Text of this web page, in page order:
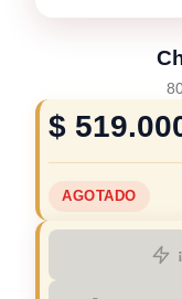
$
AGOTADO